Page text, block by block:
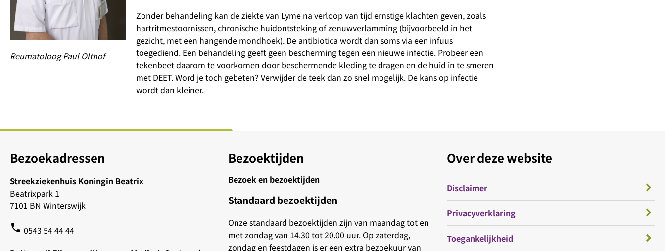
Reumatoloog Paul Olthof
Zonder behandeling kan de ziekte van Lyme na verloop van tijd ernstige klachten geven, zoals
hartritmestoornissen, chronische huidontsteking of zenuwverlamming (bijvoorbeeld in het
gezicht, met een hangende mondhoek). De antibiotica wordt dan soms via een infuus
toegediend. Een behandeling geeft geen bescherming tegen een nieuwe infectie. Probeer een
tekenbeet daarom te voorkomen door beschermende kleding te dragen en de huid in te smeren
met DEET. Word je toch gebeten? Verwijder de teek dan zo snel mogelijk. De kans op infectie
wordt dan kleiner.
Bezoekadressen
Streekziekenhuis Koningin Beatrix
Beatrixpark 1
7101 BN Winterswijk
phone 0543 54 44 44
Bezoektijden
Bezoek en bezoektijden
Standaard bezoektijden
Onze standaard bezoektijden zijn van maandag tot en
met zondag van 14.30 tot 20.00 uur. Op zaterdag,
zondag en feestdagen is er een extra bezoekuur van
Over deze website
Disclaimer
Privacyverklaring
Toegankelijkheid